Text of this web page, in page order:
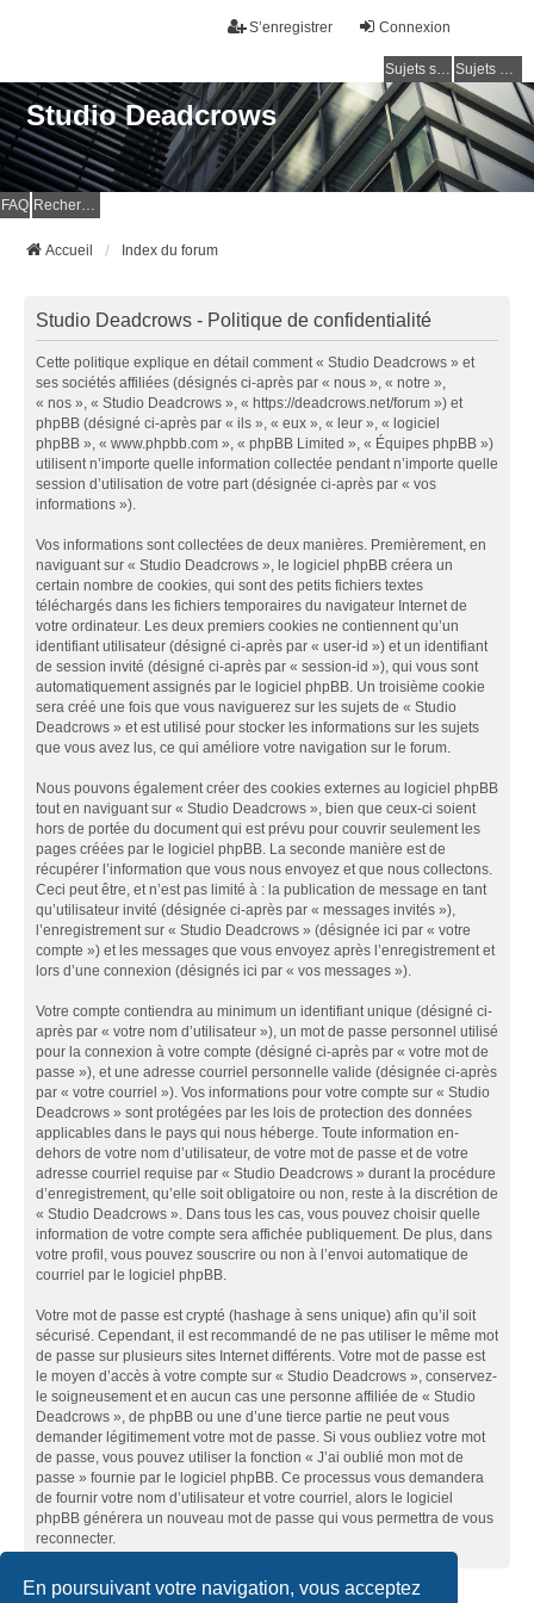
En poursuivant votre navigation, vous acceptez
Connexion
S’enregistrer
Sujets sans réponse Sujets actifs
Studio Deadcrows
FAQ Rechercher
Accueil Index du forum
Studio Deadcrows - Politique de confidentialité
Cette politique explique en détail comment « Studio Deadcrows » et
ses sociétés affiliées (désignés ci-après par « nous », « notre »,
« nos », « Studio Deadcrows », « https://deadcrows.net/forum ») et
phpBB (désigné ci-après par « ils », « eux », « leur », « logiciel
phpBB », « www.phpbb.com », « phpBB Limited », « Équipes phpBB »)
utilisent n’importe quelle information collectée pendant n’importe quelle
session d’utilisation de votre part (désignée ci-après par « vos
informations »).
Vos informations sont collectées de deux manières. Premièrement, en
naviguant sur « Studio Deadcrows », le logiciel phpBB créera un
certain nombre de cookies, qui sont des petits fichiers textes
téléchargés dans les fichiers temporaires du navigateur Internet de
votre ordinateur. Les deux premiers cookies ne contiennent qu’un
identifiant utilisateur (désigné ci-après par « user-id ») et un identifiant
de session invité (désigné ci-après par « session-id »), qui vous sont
automatiquement assignés par le logiciel phpBB. Un troisième cookie
sera créé une fois que vous naviguerez sur les sujets de « Studio
Deadcrows » et est utilisé pour stocker les informations sur les sujets
que vous avez lus, ce qui améliore votre navigation sur le forum.
Nous pouvons également créer des cookies externes au logiciel phpBB
tout en naviguant sur « Studio Deadcrows », bien que ceux-ci soient
hors de portée du document qui est prévu pour couvrir seulement les
pages créées par le logiciel phpBB. La seconde manière est de
récupérer l’information que vous nous envoyez et que nous collectons.
Ceci peut être, et n’est pas limité à : la publication de message en tant
qu’utilisateur invité (désignée ci-après par « messages invités »),
l’enregistrement sur « Studio Deadcrows » (désignée ici par « votre
compte ») et les messages que vous envoyez après l’enregistrement et
lors d’une connexion (désignés ici par « vos messages »).
Votre compte contiendra au minimum un identifiant unique (désigné ci-
après par « votre nom d’utilisateur »), un mot de passe personnel utilisé
pour la connexion à votre compte (désigné ci-après par « votre mot de
passe »), et une adresse courriel personnelle valide (désignée ci-après
par « votre courriel »). Vos informations pour votre compte sur « Studio
Deadcrows » sont protégées par les lois de protection des données
applicables dans le pays qui nous héberge. Toute information en-
dehors de votre nom d’utilisateur, de votre mot de passe et de votre
adresse courriel requise par « Studio Deadcrows » durant la procédure
d’enregistrement, qu’elle soit obligatoire ou non, reste à la discrétion de
« Studio Deadcrows ». Dans tous les cas, vous pouvez choisir quelle
information de votre compte sera affichée publiquement. De plus, dans
votre profil, vous pouvez souscrire ou non à l’envoi automatique de
courriel par le logiciel phpBB.
Votre mot de passe est crypté (hashage à sens unique) afin qu’il soit
sécurisé. Cependant, il est recommandé de ne pas utiliser le même mot
de passe sur plusieurs sites Internet différents. Votre mot de passe est
le moyen d’accès à votre compte sur « Studio Deadcrows », conservez-
le soigneusement et en aucun cas une personne affiliée de « Studio
Deadcrows », de phpBB ou une d’une tierce partie ne peut vous
demander légitimement votre mot de passe. Si vous oubliez votre mot
de passe, vous pouvez utiliser la fonction « J’ai oublié mon mot de
passe » fournie par le logiciel phpBB. Ce processus vous demandera
de fournir votre nom d’utilisateur et votre courriel, alors le logiciel
phpBB générera un nouveau mot de passe qui vous permettra de vous
reconnecter.